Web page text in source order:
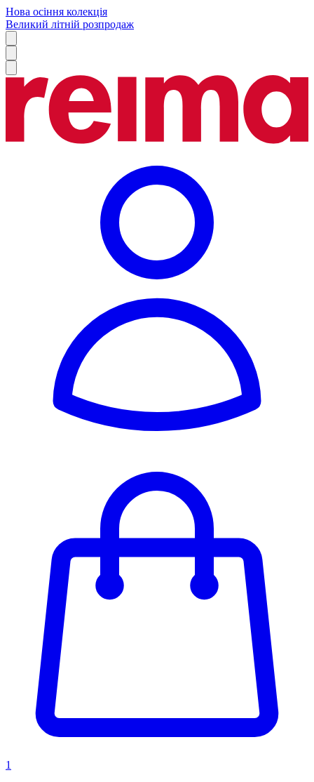
Нова осіння колекція
Великий літній розпродаж
1